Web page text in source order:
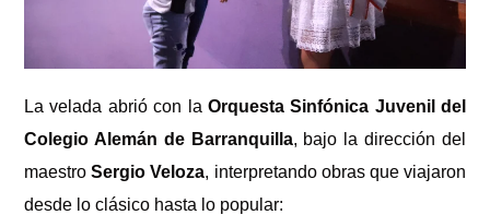
La velada abrió con la Orquesta Sinfónica Juvenil del
Colegio Alemán de Barranquilla, bajo la dirección del
maestroSergio Veloza, interpretando obras que viajaron
desde lo clásico hasta lo popular: